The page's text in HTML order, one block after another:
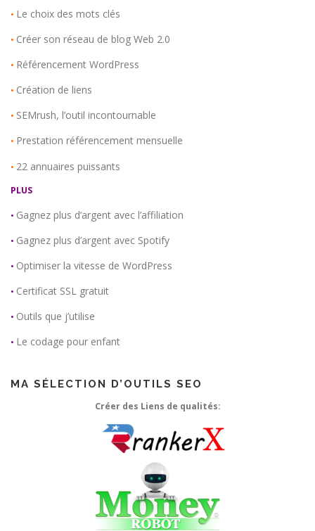
• Le choix des mots clés
• Créer son réseau de blog Web 2.0
• Référencement WordPress
• Création de liens
• SEMrush, l’outil incontournable
• Prestation référencement mensuelle
• 22 annuaires puissants
PLUS
• Gagnez plus d’argent avec l’affiliation
• Gagnez plus d’argent avec Spotify
• Optimiser la vitesse de WordPress
• Certificat SSL gratuit
• Outils que j’utilise
• Le codage pour enfant
MA SÉLECTION D’OUTILS SEO
Créer des Liens de qualités: